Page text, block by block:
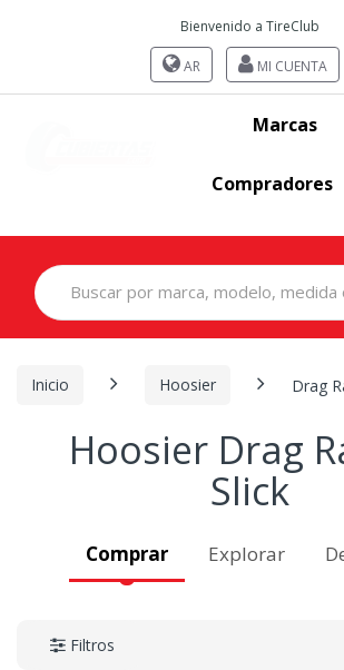
Bienvenido a TireClub
AR MI CUENTA
Marcas
Compradores
Search
for:
Inicio Hoosier Drag
Hoosier Drag
Slick
Comprar Explorar
Filtros